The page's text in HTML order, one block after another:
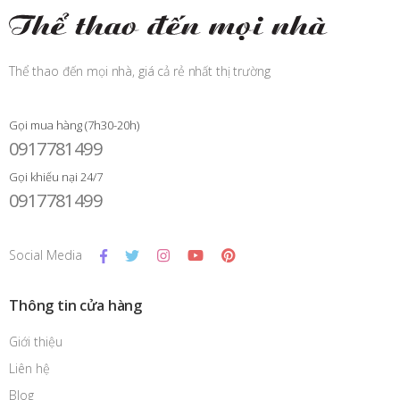
Thể thao đến mọi nhà, giá cả rẻ nhất thị trường
Gọi mua hàng (7h30-20h)
0917781499
Gọi khiếu nại 24/7
0917781499
Social Media
Thông tin cửa hàng
Giới thiệu
Liên hệ
Blog